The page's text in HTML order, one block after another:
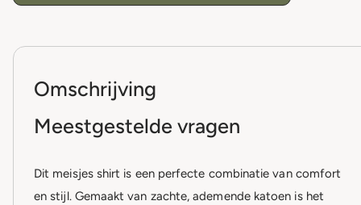
Omschrijving
Meestgestelde vragen
Dit meisjes shirt is een perfecte combinatie van comfort
en stijl. Gemaakt van zachte, ademende katoen is het